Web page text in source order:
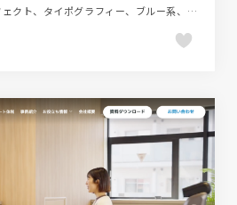
かわいい、スクロールエフェクト、タイポグラフィー、ブルー系、ポップ、モーション多め、大きめ写真、施設・店舗サイト、飲料・食品